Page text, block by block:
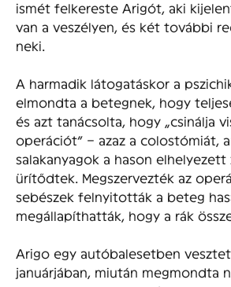
ismét felkereste Arigót, aki
van a veszélyen, és két további
neki.
A harmadik látogatáskor a
elmondta a betegnek, hogy
és azt tanácsolta, hogy „csinálja
operációt” – azaz a colostómiát,
salakanyagok a hason elhelyezett
ürítődtek. Megszervezték az
sebészek felnyitották a beteg
megállapíthatták, hogy a rák
Arigo egy autóbalesetben
januárjában, miután megmondta